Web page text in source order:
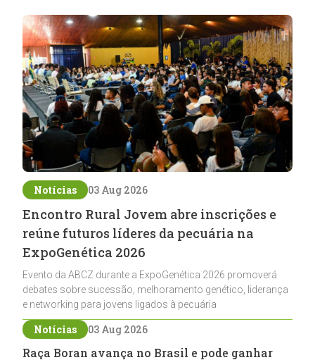
Notícias 03 Aug 2026
Encontro Rural Jovem abre inscrições e
reúne futuros líderes da pecuária na
ExpoGenética 2026
Evento da ABCZ durante a ExpoGenética 2026 promoverá
debates sobre sucessão, melhoramento genético, liderança
e networking para jovens ligados à pecuária
Notícias 03 Aug 2026
Raça Boran avança no Brasil e pode ganhar